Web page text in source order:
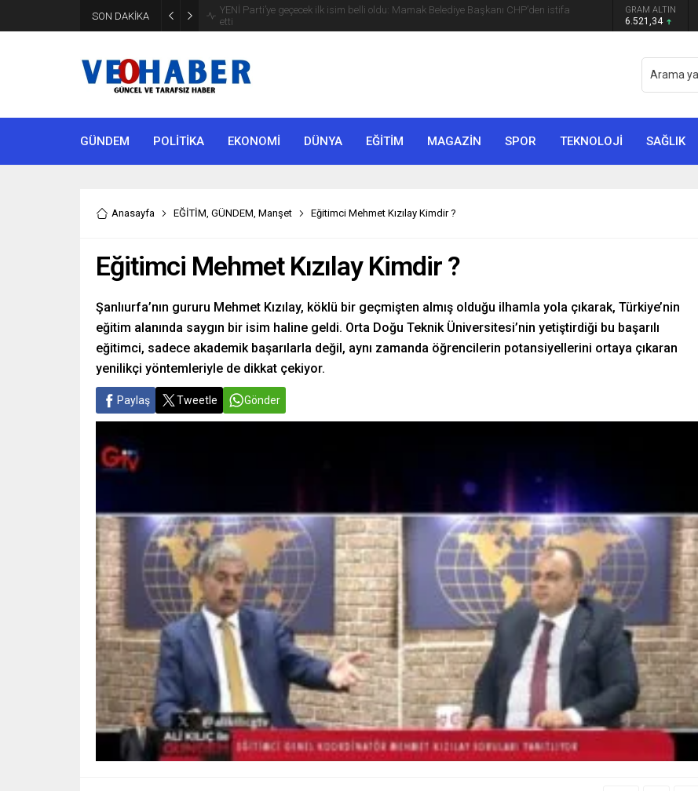
SON DAKİKA
YENİ Parti’ye geçecek ilk isim belli oldu: Mamak Belediye Başkanı CHP’den istifa
etti
GRAM ALTIN
6.521,34
GÜNDEM POLİTİKA EKONOMİ DÜNYA EĞİTİM MAGAZİN SPOR TEKNOLOJİ SAĞLIK
Anasayfa EĞİTİM, GÜNDEM, Manşet Eğitimci Mehmet Kızılay Kimdir ?
Eğitimci Mehmet Kızılay Kimdir ?
Şanlıurfa’nın gururu Mehmet Kızılay, köklü bir geçmişten almış olduğu ilhamla yola çıkarak, Türkiye’nin
eğitim alanında saygın bir isim haline geldi. Orta Doğu Teknik Üniversitesi’nin yetiştirdiği bu başarılı
eğitimci, sadece akademik başarılarla değil, aynı zamanda öğrencilerin potansiyellerini ortaya çıkaran
yenilikçi yöntemleriyle de dikkat çekiyor.
Paylaş Tweetle Gönder